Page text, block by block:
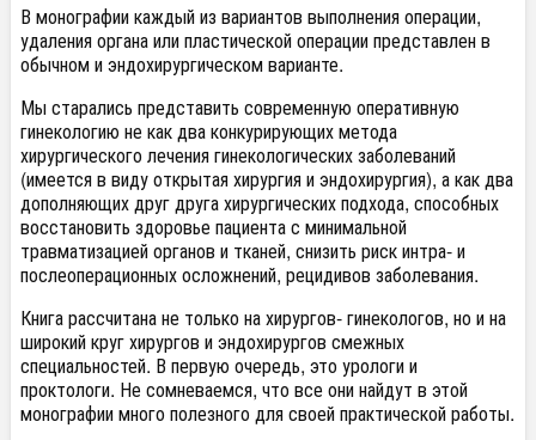
В монографии каждый из вариантов выполнения операции,
удаления органа или пластической операции представлен в
обычном и эндохирургическом варианте.
Мы старались представить современную оперативную
гинекологию не как два конкурирующих метода
хирургического лечения гинекологических заболеваний
(имеется в виду открытая хирургия и эндохирургия), а как два
дополняющих друг друга хирургических подхода, способных
восстановить здоровье пациента с минимальной
травматизацией органов и тканей, снизить риск интра- и
послеоперационных осложнений, рецидивов заболевания.
Книга рассчитана не только на хирургов- гинекологов, но и на
широкий круг хирургов и эндохирургов смежных
специальностей. В первую очередь, это урологи и
проктологи. Не сомневаемся, что все они найдут в этой
монографии много полезного для своей практической работы.